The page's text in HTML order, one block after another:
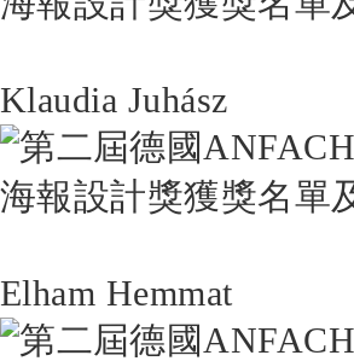
Klaudia Juhász
Elham Hemmat